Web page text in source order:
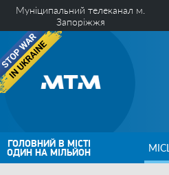
Муніципальний телеканал м.
Запоріжжя
ГОЛОВНИЙ В МІСТІ
ОДИН НА МІЛЬЙОН